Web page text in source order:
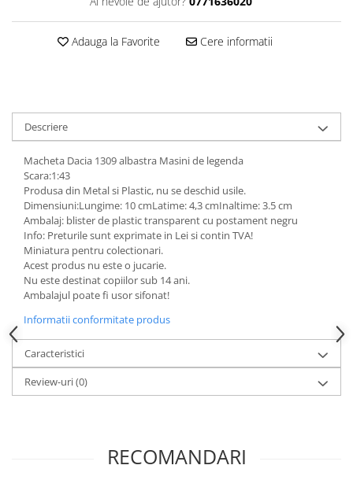
Papusi miniaturale
MACHETE MOTOCICLETE SI
BICICLETE
de Raliu la Diverse Scari
MACHETE VEHICULE INTERVENTIE
MINI DIORAME
Seturi HOTWHEELS
VITRINE, FIGURINE, ACCESORII
MACHETE
Articole Petrecere
ARTICOLE PENTRU VALENTINE'S
BALOANE MUZICALE
BALOANE SUPERSHAPE SI JUMBO
DECORATIUNI CRACIUN SI ANUL
NOU
DECORATIUNI PETRECERE
CARNAVAL
LUMANARI PETRECERI ANIVERSARI
PAPUSI SI DECORATIUNI HORROR
POSTERE PENTRU PERETE SI
ACCESORII
SUPORTERI MECIURI SPORT
Costume Petrecere
BODY - BUST
COSTUME BAIETI SI PELERINE
COSTUME FETE ROCHITE FUSTE
TRICOURI TEMATICE 3D
Adauga la Favorite Cere informatii
Descriere
Macheta Dacia 1309 albastra Masini de legenda
Scara:1:43
Produsa din Metal si Plastic, nu se deschid usile.
Dimensiuni:Lungime: 10 cmLatime: 4,3 cmInaltime: 3.5 cm
Ambalaj: blister de plastic transparent cu postament negru
Info: Preturile sunt exprimate in Lei si contin TVA!
Miniatura pentru colectionari.
Acest produs nu este o jucarie.
Nu este destinat copiilor sub 14 ani.
Ambalajul poate fi usor sifonat!
Informatii conformitate produs
Caracteristici
Review-uri(0)
RECOMANDARI